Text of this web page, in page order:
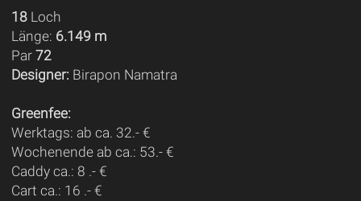
18Loch
Länge: 6.149 m
Par 72
Designer: Birapon Namatra
Greenfee:
Werktags: ab ca. 32.- €
Wochenende ab ca.: 53.- €
Caddy ca.: 8 .- €
Cart ca.: 16 .- €